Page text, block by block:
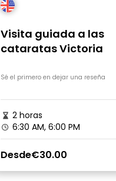
Visita guiada a las
cataratas Victoria
Sé el primero en dejar una reseña
2 horas
6:30 AM, 6:00 PM
Desde€30.00